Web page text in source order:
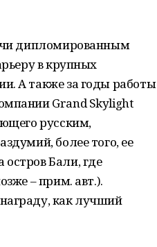
дипломированным
в крупных
А также за годы работы
Grand Skylight
русским,
более того, ее
Бали, где
– прим. авт.).
как лучший